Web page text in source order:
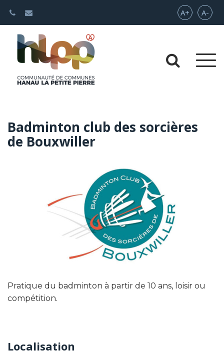
A+ A-
Badminton club des sorcières
de Bouxwiller
Pratique du badminton à partir de 10 ans, loisir ou
compétition.
Localisation